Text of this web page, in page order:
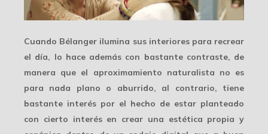
Cuando Bélanger ilumina sus interiores para recrear
el día, lo hace además con bastante contraste, de
manera que el aproximamiento naturalista no es
para nada plano o aburrido, al contrario, tiene
bastante interés por el hecho de estar planteado
con cierto interés en crear una estética propia y